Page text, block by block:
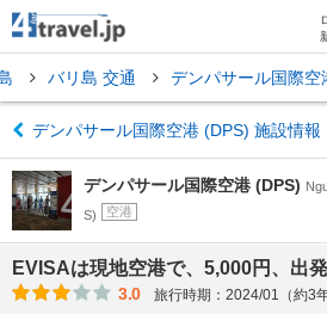
バリ島 交通 デンパサール国際空
デンパサール国際空港 (DPS) 施設情報
デンパサール国際空港 (DPS)
S)
空港
EVISAは現地空港で、5,000円、出
3.0
旅行時期：2024/01（約3年